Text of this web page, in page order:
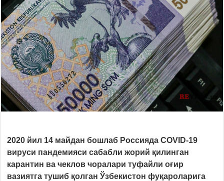
2020 йил 14 майдан бошлаб Россияда COVID-19
вируси пандемияси сабабли жорий қилинган
карантин ва чеклов чоралари туфайли оғир
вазиятга тушиб қолган Ўзбекистон фуқароларига